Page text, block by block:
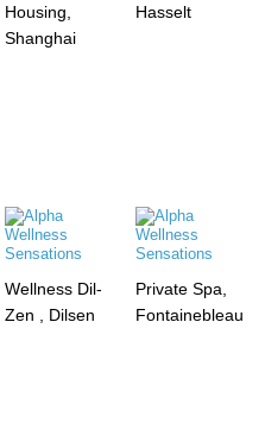
Housing,
Shanghai
Hasselt
Wellness Dil-
Zen , Dilsen
Private Spa,
Fontainebleau